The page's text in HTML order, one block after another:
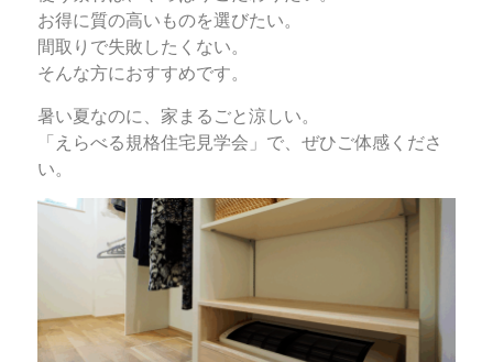
お得に質の高いものを選びたい。
間取りで失敗したくない。
そんな方におすすめです。
暑い夏なのに、家まるごと涼しい。
「えらべる規格住宅見学会」で、ぜひご体感くださ
い。